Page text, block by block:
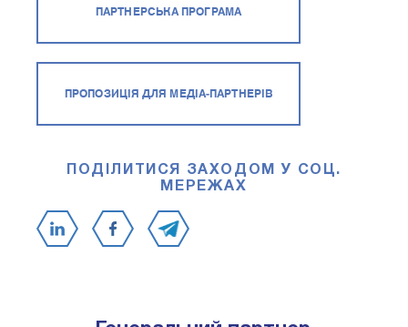
ПАРТНЕРСЬКА ПРОГРАМА
ПРОПОЗИЦІЯ ДЛЯ МЕДІА-ПАРТНЕРІВ
ПОДІЛИТИСЯ ЗАХОДОМ У СОЦ.
МЕРЕЖАХ